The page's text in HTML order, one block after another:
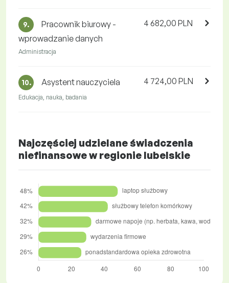
9.
Pracownik biurowy -
wprowadzanie danych
Administracja
4 682,00 PLN
10. Asystent nauczyciela
Edukacja, nauka, badania
4 724,00 PLN
Najczęściej udzielane świadczenia
niefinansowe w regionie lubelskie